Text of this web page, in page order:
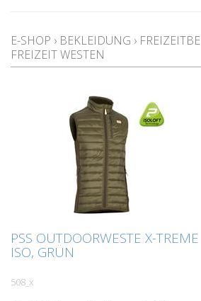
E-SHOP › BEKLEIDUNG ›
FREIZEIT WESTEN
PSS OUTDOORWESTE X-TREME
ISO, GRÜN
508_x